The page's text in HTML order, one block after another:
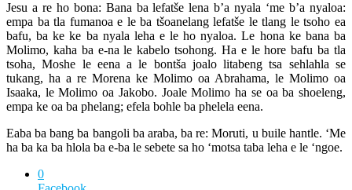
Jesu a re ho bona: Bana ba lefatše lena b’a nyala ‘me b’a nyaloa:
empa ba tla fumanoa e le ba tšoanelang lefatše le tlang le tsoho ea
bafu, ba ke ke ba nyala leha e le ho nyaloa. Le hona ke bana ba
Molimo, kaha ba e-na le kabelo tsohong. Ha e le hore bafu ba tla
tsoha, Moshe le eena a le bontša joalo litabeng tsa sehlahla se
tukang, ha a re Morena ke Molimo oa Abrahama, le Molimo oa
Isaaka, le Molimo oa Jakobo. Joale Molimo ha se oa ba shoeleng,
empa ke oa ba phelang; efela bohle ba phelela eena.
Eaba ba bang ba bangoli ba araba, ba re: Moruti, u buile hantle. ‘Me
ha ba ka ba hlola ba e-ba le sebete sa ho ‘motsa taba leha e le ‘ngoe.
0